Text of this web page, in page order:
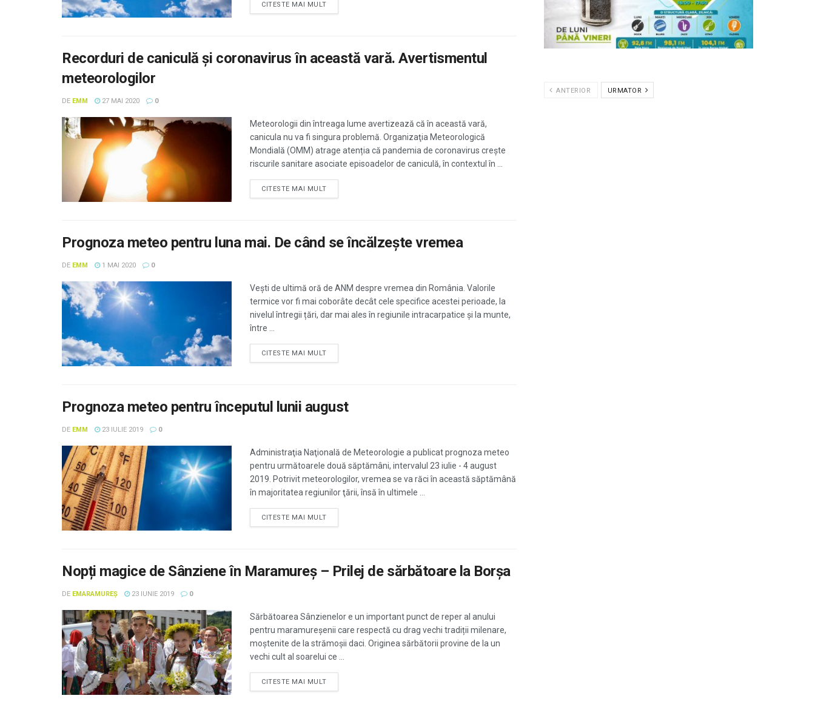
CITESTE MAI MULT
Recorduri de caniculă și coronavirus în această vară. Avertismentul
meteorologilor
DE EMM 27 MAI 2020 0
Meteorologii din întreaga lume avertizează că în această vară,
canicula nu va fi singura problemă. Organizaţia Meteorologică
Mondială (OMM) atrage atenția că pandemia de coronavirus creşte
riscurile sanitare asociate episoadelor de caniculă, în contextul în ...
CITESTE MAI MULT
Prognoza meteo pentru luna mai. De când se încălzeşte vremea
DE EMM 1 MAI 2020 0
Vești de ultimă oră de ANM despre vremea din România. Valorile
termice vor fi mai coborâte decât cele specifice acestei perioade, la
nivelul întregii țări, dar mai ales în regiunile intracarpatice și la munte,
între ...
CITESTE MAI MULT
Prognoza meteo pentru începutul lunii august
DE EMM 23 IULIE 2019 0
Administraţia Naţională de Meteorologie a publicat prognoza meteo
pentru următoarele două săptămâni, intervalul 23 iulie - 4 august
2019. Potrivit meteorologilor, vremea se va răci în această săptămână
în majoritatea regiunilor ţării, însă în ultimele ...
CITESTE MAI MULT
Nopți magice de Sânziene în Maramureș – Prilej de sărbătoare la Borșa
DE EMARAMUREȘ 23 IUNIE 2019 0
Sărbătoarea Sânzienelor e un important punct de reper al anului
pentru maramureșenii care respectă cu drag vechi tradiții milenare,
moștenite de la strămoșii daci. Originea sărbătorii provine de la un
vechi cult al soarelui ce ...
CITESTE MAI MULT
ANTERIOR URMATOR